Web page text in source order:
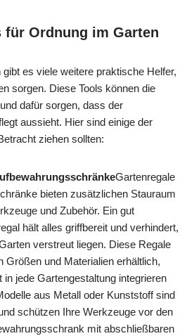
für Ordnung im Garten
es viele weitere praktische Helfer,
sorgen. Diese Tools können die
dafür sorgen, dass der
aussieht. Hier sind einige der
ziehen sollten:
Gartenregale
bieten zusätzlichen Stauraum
und Zubehör. Ein gut
hält alles griffbereit und verhindert,
verstreut liegen. Diese Regale
Größen und Materialien erhältlich,
jede Gartengestaltung integrieren
aus Metall oder Kunststoff sind
schützen Ihre Werkzeuge vor den
mit abschließbaren